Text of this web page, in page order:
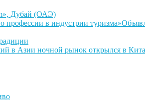
Дубай (ОАЭ)
в Азии ночной рынок открылся в